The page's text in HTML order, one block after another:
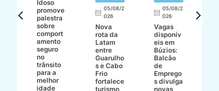
Idoso
promove
palestra
sobre
comport
amento
seguro
no
trânsito
para a
melhor
idade
05/08/2
026
Nova
rota da
Latam
entre
Guarulho
s e Cabo
Frio
fortalece
turismo
05/08/2
026
Vagas
disponív
eis em
Búzios:
Balcão
de
Emprego
s divulga
novas